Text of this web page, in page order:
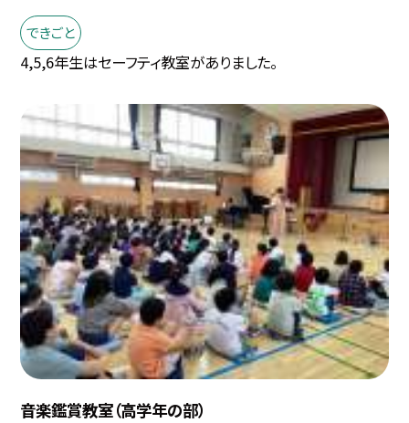
できごと
4,5,6年生はセーフティ教室がありました。
音楽鑑賞教室（高学年の部）